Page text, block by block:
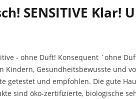
SENSITIVE
- ohne Duft! Konsequent ´ohne
Kindern, Gesundheitsbewusste und
getestet und empfohlen. Die gute
sind öko-zertifizierte, biologische